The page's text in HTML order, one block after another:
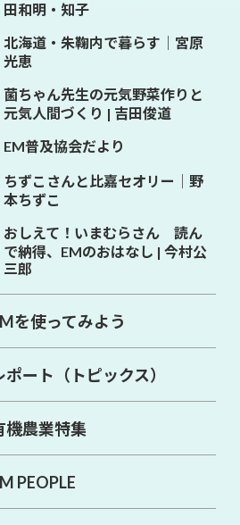
田和明・知子
北海道・朱鞠内で暮らす│宮原
光恵
菌ちゃん先生の元気野菜作りと
元気人間づくり | 吉田俊道
EM普及協会だより
ちずこさんと比嘉セオリー│野
本ちずこ
おしえて！いまむらさん 読ん
で納得、EMのおはなし | 今村公
三郎
を使ってみよう
ポート（トピックス）
機農業特集
PEOPLE